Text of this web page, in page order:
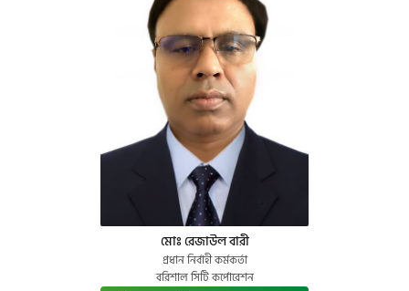
মোঃ রেজাউল বারী
প্রধান নির্বাহী কর্মকর্তা
বরিশাল সিটি কর্পোরেশন